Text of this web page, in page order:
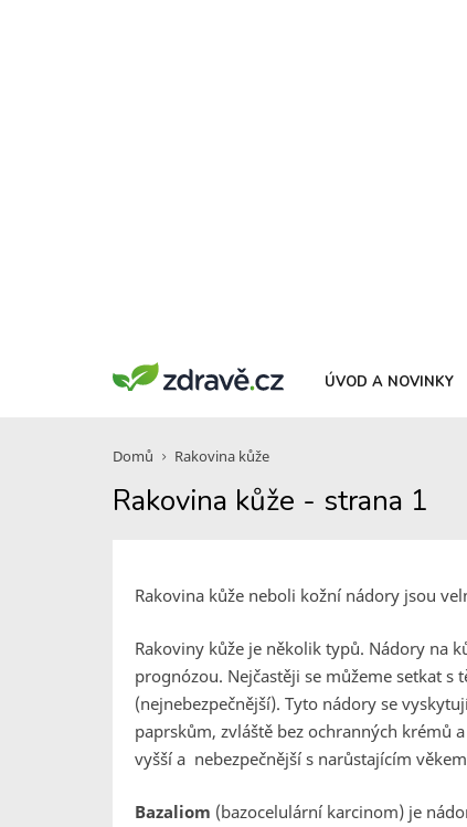
ÚVOD A NOVINKY
Domů Rakovina kůže
Rakovina kůže - strana 1
Rakovina kůže neboli kožní nádory jsou
Rakoviny kůže je několik typů. Nádory na
prognózou. Nejčastěji se můžeme setkat s
(nejnebezpečnější). Tyto nádory se
paprskům, zvláště bez ochranných krémů
vyšší a nebezpečnější s narůstajícím
Bazaliom (bazocelulární karcinom) je